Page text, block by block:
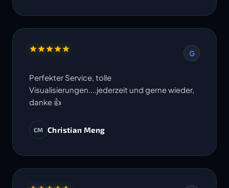
G
Perfekter Service, tolle
Visualisierungen....jederzeit und gerne wieder,
danke 👍
CM Christian Meng